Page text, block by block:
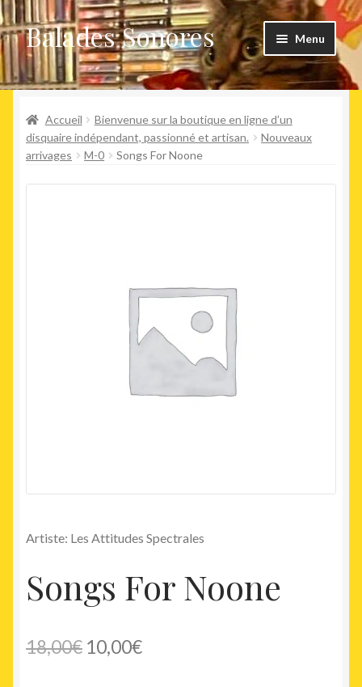
Aller
à
la
navigation
Aller
au
contenu
Balades Sonores Menu
Boutique
Nouveaux arrivages
le
Précommandes
Accueil
Bienvenue sur la boutique en ligne d’un
disquaire indépendant, passionné et artisan.
Nouveaux
arrivages
M-0 Songs For Noone
Artiste: Les Attitudes Spectrales
Songs For Noone
18,00€ Le
10,00€Le